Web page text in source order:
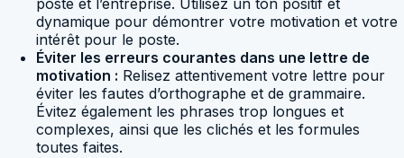
poste et l’entreprise. Utilisez un ton positif et
dynamique pour démontrer votre motivation et votre
intérêt pour le poste.
Éviter les erreurs courantes dans une lettre de
motivation : Relisez attentivement votre lettre pour
éviter les fautes d’orthographe et de grammaire.
Évitez également les phrases trop longues et
complexes, ainsi que les clichés et les formules
toutes faites.